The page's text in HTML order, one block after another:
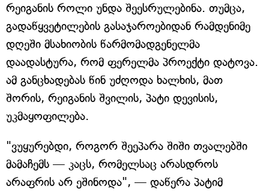
რეიგანის როლი უნდა შეესრულებინა. თუმცა,
გადაწყვეტილების გასაჯაროებიდან რამდენიმე
დღეში მსახიობის წარმომადგენელმა
დაადასტურა, რომ ფერელმა პროექტი დატოვა.
ამ განცხადებას წინ უძღოდა ხალხის, მათ
შორის, რეიგანის შვილის, პატი დევისის,
უკმაყოფილება.
"ვუყურებდი, როგორ შეეპარა შიში თვალებში
მამაჩემს — კაცს, რომელსაც არასდროს
არაფრის არ ეშინოდა", — დაწერა პატიმ